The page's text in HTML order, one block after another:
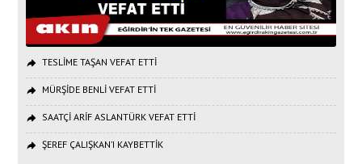
TESLİME TAŞAN VEFAT ETTİ
MÜRŞİDE BENLİ VEFAT ETTİ
SAATÇİ ARİF ASLANTÜRK VEFAT ETTİ
ŞEREF ÇALIŞKAN’I KAYBETTİK